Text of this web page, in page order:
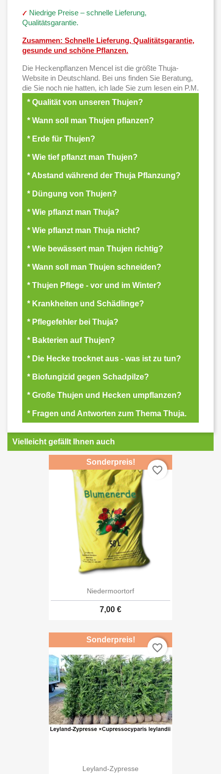
Niedrige Preise – schnelle Lieferung,
Qualitätsgarantie.
Zusammen: Schnelle Lieferung, Qualitätsgarantie,
gesunde und schöne Pflanzen.
Die Heckenpflanzen Mencel ist die größte Thuja-
Website in Deutschland. Bei uns finden Sie Beratung,
die Sie noch nie hatten, ich lade Sie zum lesen ein P.M.
* Qualität von unseren Thujen?
* Wann soll man Thujen pflanzen?
* Erde für Thujen?
* Wie tief pflanzt man Thujen?
* Abstand während der Thuja Pflanzung?
* Düngung von Thujen?
* Wie pflanzt man Thuja?
* Wie pflanzt man Thuja nicht?
* Wie bewässert man Thujen richtig?
* Wann soll man Thujen schneiden?
* Thujen Pflege - vor und im Winter?
* Krankheiten und Schädlinge?
* Pflegefehler bei Thuja?
* Bakterien auf Thujen?
* Die Hecke trocknet aus - was ist zu tun?
* Biofungizid gegen Schadpilze?
* Große Thujen und Hecken umpflanzen?
* Fragen und Antworten zum Thema Thuja.
Vielleicht gefällt Ihnen auch
Niedermoortorf
7,00 €
Sonderpreis!
favorite_border
Leyland-Zypresse
Sonderpreis!
favorite_border